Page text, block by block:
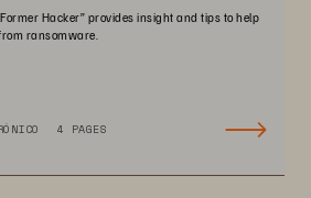
Hacker” provides insight and tips to help
ransomware.
4 PAGES